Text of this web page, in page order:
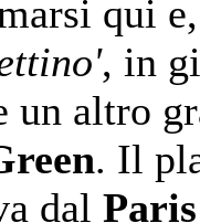
qui
, in
un altro
. Il
dal